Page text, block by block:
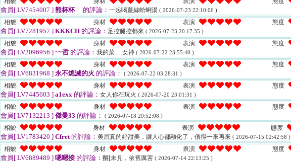
會員[ LV7454007 ] 熊杯杯 的評論： 一起喝薑絲蛤蜊湯 ( 2026-07-23 22:10:06 )
相貌 身材 表演 態度
會員[ LV7281957 ] KKKCH 的評論： 足控腿控都來 ( 2026-07-23 20:17:35 )
相貌 身材 表演 態度
會員[ LV2096956 ] ~~哲 的評論： 我的菜….女神 ( 2026-07-22 23:55:40 )
相貌 身材 表演 態度
會員[ LV6831968 ] 永不熄滅的火 的評論： ( 2026-07-22 03:28:31 )
相貌 身材 表演 態度
會員[ LV7445603 ] a1exx 的評論： 女人你在玩火 ( 2026-07-20 23:01:31 )
相貌 身材 表演 態度
會員[ LV7132213 ] 傑曼33 的評論： ( 2026-07-18 20:52:08 )
相貌 身材 表演 態度
會員[ LV1783420 ] Cfret的評論： 美眉真的好甜美，讓人心都融化了，值得一來再來 ( 2026-07-15 02:42:58 )
相貌 身材 表演 態度
會員[ LV6889489 ] 嗯嗯接 的評論： 酗[未見，依舊厲害 ( 2026-07-14 22:13:25 )